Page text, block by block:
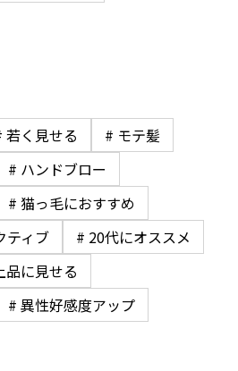
若く見せる
# モテ髪
# ハンドブロー
# 猫っ毛におすすめ
ティブ
# 20代にオススメ
品に見せる
# 異性好感度アップ